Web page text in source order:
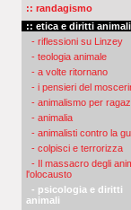
:: randagismo
:: etica e diritti animali
- riflessioni su Linzey
- teologia animale
- a volte ritornano
- i pensieri del
- animalismo per
- animalia
- animalisti contro la
- colpisci e terrorizza
- Il massacro degli
l'olocausto
- psicologia e diritti
animali